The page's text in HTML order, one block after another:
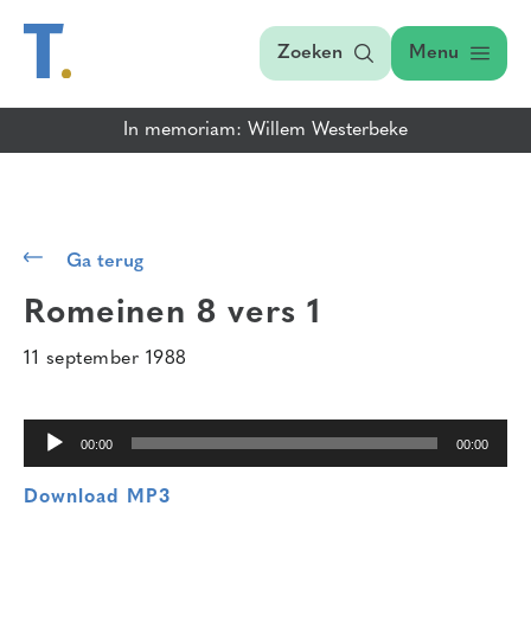
Zoeken Menu
In memoriam: Willem Westerbeke
Ga terug
Romeinen 8 vers 1
11 september 1988
00:00 00:00
Download MP3